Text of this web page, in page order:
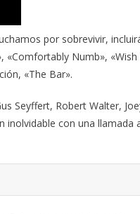
por sobrevivir,
«Comfortably Numb», «Wish
«The Bar».
Seyffert, Robert Walter,
inolvidable con una llamada